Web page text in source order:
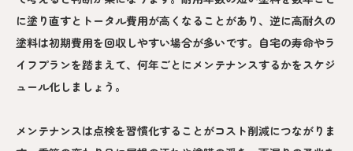
に塗り直すとトータル費用が高くなることがあり、逆に高耐久の
塗料は初期費用を回収しやすい場合が多いです。自宅の寿命やラ
イフプランを踏まえて、何年ごとにメンテナンスするかをスケジ
ュール化しましょう。
メンテナンスは点検を習慣化することがコスト削減につながりま